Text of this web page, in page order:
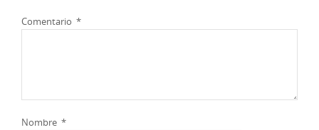
Comentario *
Nombre *